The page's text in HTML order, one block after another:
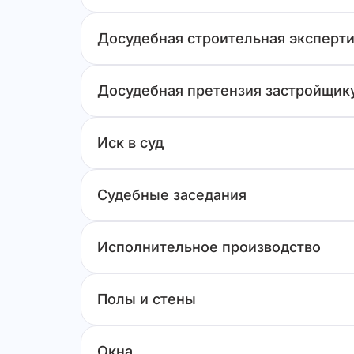
Досудебная строительная
Досудебная претензия
Иск в суд
Судебные заседания
Исполнительное производство
Полы и стены